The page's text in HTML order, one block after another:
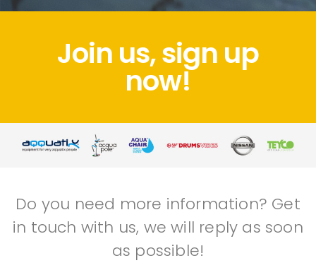
Join us, sign up
now!
Do you need more information? Get
in touch with us, we will reply as soon
as possible!